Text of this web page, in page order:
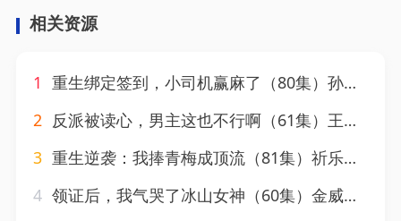
相关资源
1 重生绑定签到，小司机赢麻了（80集）孙虎城&月野兔
2 反派被读心，男主这也不行啊（61集）王冠彭＆月野兔
3 重生逆袭：我捧青梅成顶流（81集）祈乐＆月野兔
4 领证后，我气哭了冰山女神（60集）金威＆月野兔